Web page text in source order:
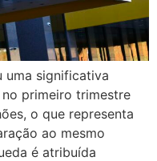
uma significativa
primeiro trimestre
o que representa
ao mesmo
é atribuída